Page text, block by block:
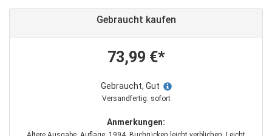
Gebraucht kaufen
73,99 €*
Gebraucht, Gut
Versandfertig: sofort
Anmerkungen: